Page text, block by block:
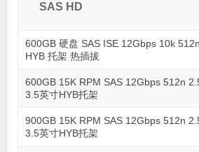
SAS HD
600GB 硬盘 SAS ISE 12Gbps 10k
HYB 托架 热插拔
600GB 15K RPM SAS 12Gbps 512n
3.5英寸HYB托架
900GB 15K RPM SAS 12Gbps 512n
3.5英寸HYB托架